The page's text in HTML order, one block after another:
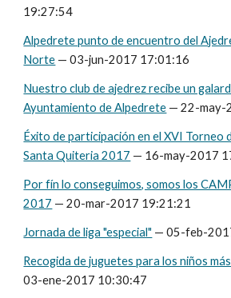
19:27:54
Alpedrete punto de encuentro del
Norte — 03-jun-2017 17:01:16
Nuestro club de ajedrez recibe un
Ayuntamiento de Alpedrete — 22-may-
Éxito de participación en el XVI Torneo
Santa Quiteria 2017 — 16-may-2017
Por fín lo conseguimos, somos los
2017 — 20-mar-2017 19:21:21
Jornada de liga "especial" — 05-feb-
Recogida de juguetes para los niños
03-ene-2017 10:30:47